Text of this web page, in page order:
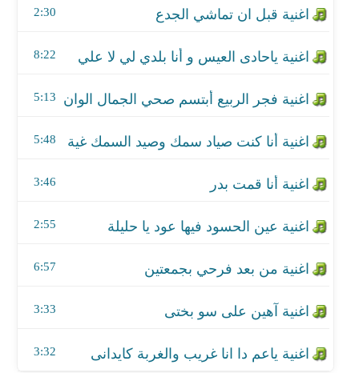
2:30
8:22
5:13
5:48
3:46
اغنية عين الحسود فيها عود يا حليلة
2:55
اغنية من بعد فرحي بجمعتين
6:57
اغنية آهين على سو بختى
3:33
3:32